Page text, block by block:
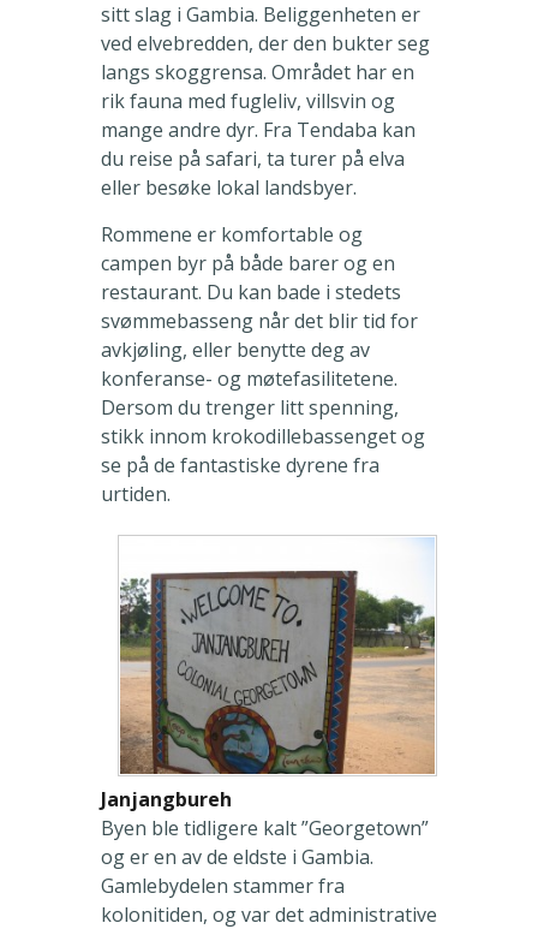
sitt slag i Gambia. Beliggenheten er
ved elvebredden, der den bukter seg
langs skoggrensa. Området har en
rik fauna med fugleliv, villsvin og
mange andre dyr. Fra Tendaba kan
du reise på safari, ta turer på elva
eller besøke lokal landsbyer.
Rommene er komfortable og
campen byr på både barer og en
restaurant. Du kan bade i stedets
svømmebasseng når det blir tid for
avkjøling, eller benytte deg av
konferanse- og møtefasilitetene.
Dersom du trenger litt spenning,
stikk innom krokodillebassenget og
se på de fantastiske dyrene fra
urtiden.
Janjangbureh
Byen ble tidligere kalt ”Georgetown”
og er en av de eldste i Gambia.
Gamlebydelen stammer fra
kolonitiden, og var det administrative